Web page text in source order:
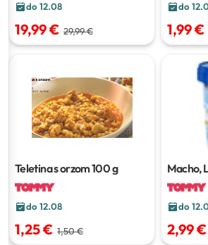
do 12.08
19,99 € 29,99 €
do
1,99 €
Teletina s orzom100 g
do 12.08
1,25 € 1,50 €
Macho,
ml
do
2,99 €